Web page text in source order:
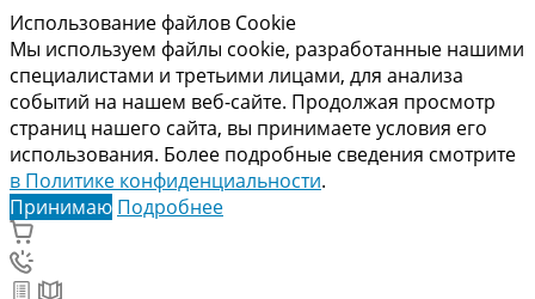
Использование файлов Cookie
Мы используем файлы cookie, разработанные нашими
специалистами и третьими лицами, для анализа
событий на нашем веб-сайте. Продолжая просмотр
страниц нашего сайта, вы принимаете условия его
использования. Более подробные сведения смотрите
в Политике конфиденциальности.
Принимаю Подробнее